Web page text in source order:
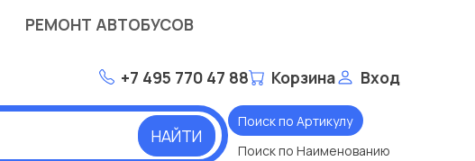
РЕМОНТ АВТОБУСОВ
+7 495 770 47 88 Корзина Вход
НАЙТИ
Поиск по Артикулу
Поиск по Наименованию